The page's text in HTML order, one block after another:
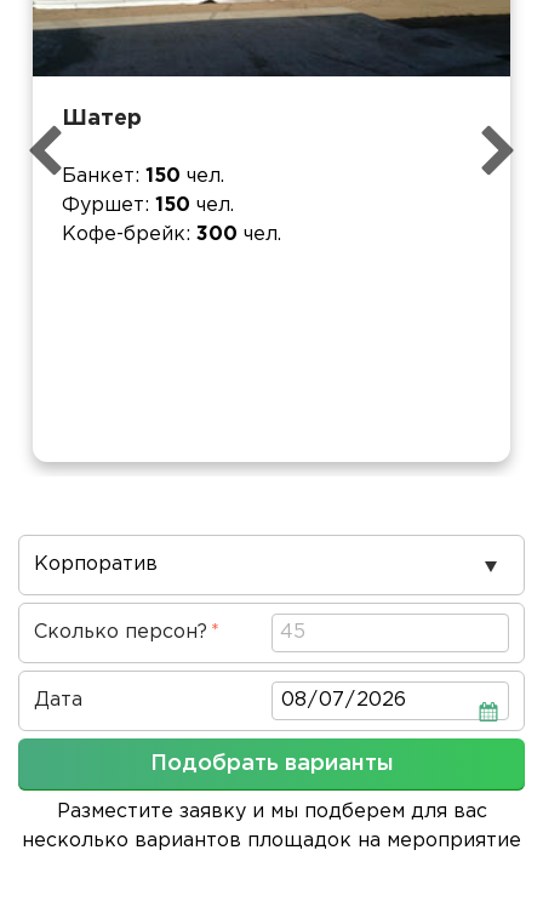
Шатер
Банкет 150 чел.
Фуршет
150 чел.
Кофе-брейк
300 чел.
Повод
проведения
Сколько персон?
Дата Дата
Подобрать варианты
Разместите заявку и мы подберем для вас
несколько вариантов площадок на мероприятие